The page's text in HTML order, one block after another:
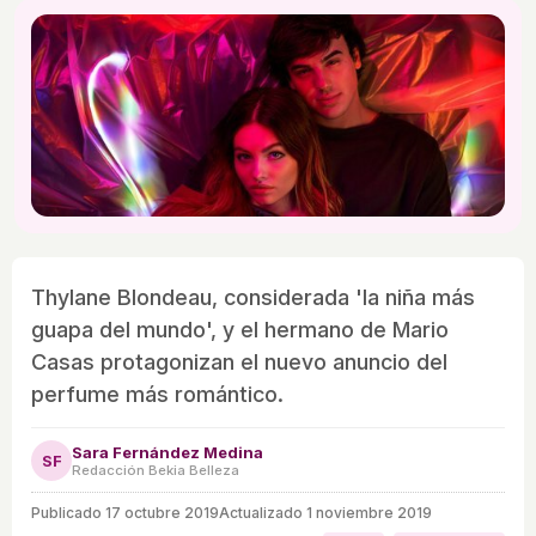
Thylane Blondeau, considerada 'la niña más
guapa del mundo', y el hermano de Mario
Casas protagonizan el nuevo anuncio del
perfume más romántico.
SF Sara Fernández Medina
Redacción Bekia Belleza
Publicado 17 octubre 2019Actualizado 1 noviembre 2019